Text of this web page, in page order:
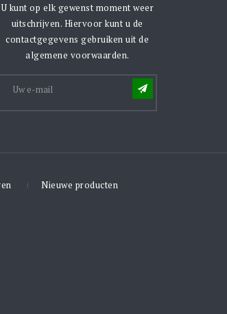
U kunt op elk gewenst moment weer
uitschrijven. Hiervoor kunt u de
contactgegevens gebruiken uit de
algemene voorwaarden.
Nieuwe producten